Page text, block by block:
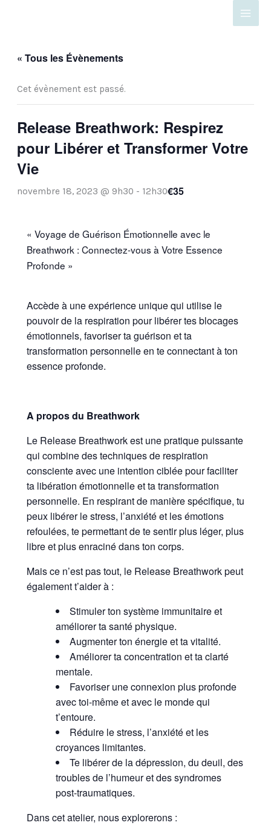
« Tous les Évènements
Cet évènement est passé.
Release Breathwork: Respirez
pour Libérer et Transformer Votre
Vie
novembre 18, 2023 @ 9h30 - 12h30€35
« Voyage de Guérison Émotionnelle avec le
Breathwork : Connectez-vous à Votre Essence
Profonde »
Accède à une expérience unique qui utilise le
pouvoir de la respiration pour libérer tes blocages
émotionnels, favoriser ta guérison et ta
transformation personnelle en te connectant à ton
essence profonde.
A propos du Breathwork
Le Release Breathwork est une pratique puissante
qui combine des techniques de respiration
consciente avec une intention ciblée pour faciliter
ta libération émotionnelle et ta transformation
personnelle. En respirant de manière spécifique, tu
peux libérer le stress, l’anxiété et les émotions
refoulées, te permettant de te sentir plus léger, plus
libre et plus enraciné dans ton corps.
Mais ce n’est pas tout, le Release Breathwork peut
également t’aider à :
Stimuler ton système immunitaire et
améliorer ta santé physique.
Augmenter ton énergie et ta vitalité.
Améliorer ta concentration et ta clarté
mentale.
Favoriser une connexion plus profonde
avec toi-même et avec le monde qui
t’entoure.
Réduire le stress, l’anxiété et les
croyances limitantes.
Te libérer de la dépression, du deuil, des
troubles de l’humeur et des syndromes
post-traumatiques.
Dans cet atelier, nous explorerons :